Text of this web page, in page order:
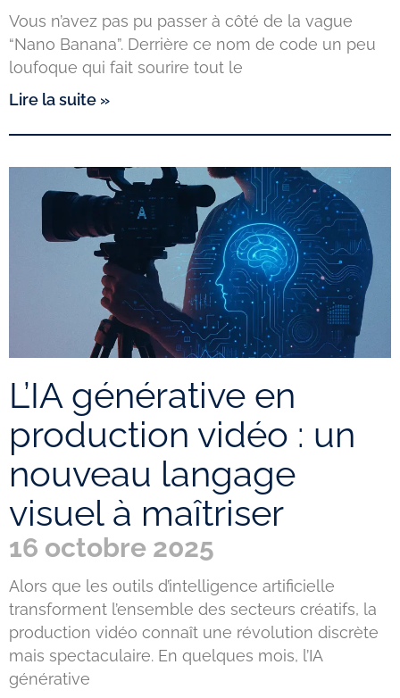
Vous n’avez pas pu passer à côté de la vague
“Nano Banana”. Derrière ce nom de code un peu
loufoque qui fait sourire tout le
Lire la suite »
L’IA générative en
production vidéo : un
nouveau langage
visuel à maîtriser
16 octobre 2025
Alors que les outils d’intelligence artificielle
transforment l’ensemble des secteurs créatifs, la
production vidéo connaît une révolution discrète
mais spectaculaire. En quelques mois, l’IA
générative